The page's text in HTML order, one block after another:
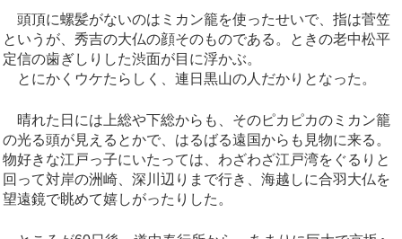
頭頂に螺髪がないのはミカン籠を使ったせいで、指は菅笠
というが、秀吉の大仏の顔そのものである。ときの老中松平
定信の歯ぎしりした渋面が目に浮かぶ。
とにかくウケたらしく、連日黒山の人だかりとなった。
晴れた日には上総や下総からも、そのピカピカのミカン籠
の光る頭が見えるとかで、はるばる遠国からも見物に来る。
物好きな江戸っ子にいたっては、わざわざ江戸湾をぐるりと
回って対岸の洲崎、深川辺りまで行き、海越しに合羽大仏を
望遠鏡で眺めて嬉しがったりした。